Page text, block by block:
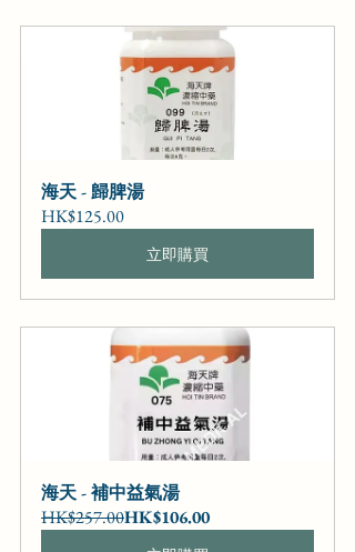
海天 - 歸脾湯
HK$125.00
立即購買
海天 - 補中益氣湯
HK$257.00HK$106.00